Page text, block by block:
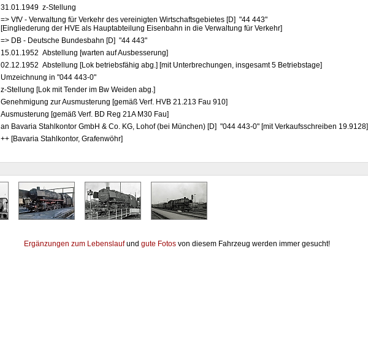
31.01.1949 z-Stellung
=> VfV - Verwaltung für Verkehr des vereinigten Wirtschaftsgebietes [D] "44 443"
[Eingliederung der HVE als Hauptabteilung Eisenbahn in die Verwaltung für Verkehr]
=> DB - Deutsche Bundesbahn [D] "44 443"
15.01.1952 Abstellung [warten auf Ausbesserung]
02.12.1952 Abstellung [Lok betriebsfähig abg.] [mit Unterbrechungen, insgesamt 5 Betriebstage]
Umzeichnung in "044 443-0"
z-Stellung [Lok mit Tender im Bw Weiden abg.]
Genehmigung zur Ausmusterung [gemäß Verf. HVB 21.213 Fau 910]
Ausmusterung [gemäß Verf. BD Reg 21A M30 Fau]
an Bavaria Stahlkontor GmbH & Co. KG, Lohof (bei München) [D] "044 443-0" [mit Verkaufsschreiben 19.9128]
++ [Bavaria Stahlkontor, Grafenwöhr]
Ergänzungen zum Lebenslaufund gute Fotos von diesem Fahrzeug werden immer gesucht!